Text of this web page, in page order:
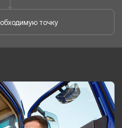
точку